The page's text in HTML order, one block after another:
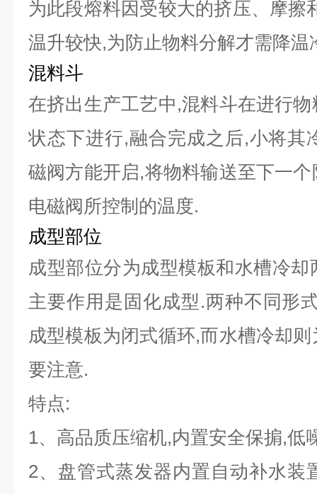
为此段熔料因受较大的挤压、摩擦
温升较快,为防止物料分解才需降温
混料斗
在挤出生产工艺中,混料斗在进行
状态下进行,融合完成之后,小将其
磁阀方能开启,将物料输送至下一
电磁阀所控制的温度.
成型部位
成型部位分为成型模板和水槽冷
主要作用是固化成型.两种不同形
成型模板为闭式循环,而水槽冷却
要注意.
特点:
1、高品质压缩机,内置安全保掮,低
2、盘管式蒸发器内置自动补水装